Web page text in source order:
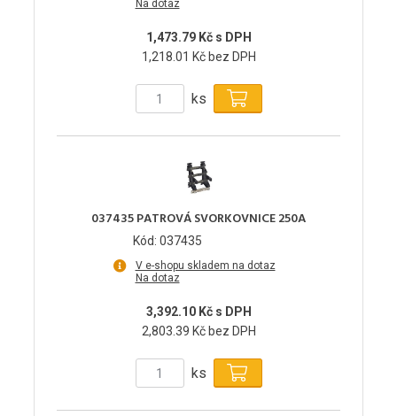
Na dotaz
1,473.79 Kč s DPH
1,218.01 Kč bez DPH
ks
037435 PATROVÁ SVORKOVNICE 250A
Kód: 037435
V e-shopu skladem na dotaz
Na dotaz
3,392.10 Kč s DPH
2,803.39 Kč bez DPH
ks